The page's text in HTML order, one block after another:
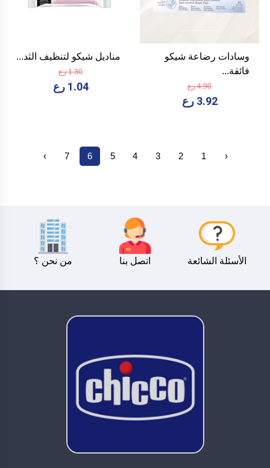
وسادات رضاعة شيكو
فائقة...
4.90 رع
3.92 رع
مناديل شيكو لتنظيف الثد...
1.30 رع
1.04 رع
‹
1
2
3
4
5
6
7
›
من نحن ؟ اتصل بنا الأسئلة الشائعة